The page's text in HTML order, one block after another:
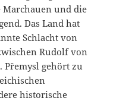
Marchauen und die
Das Land hat
Schlacht von
Rudolf von
gehört zu
historische